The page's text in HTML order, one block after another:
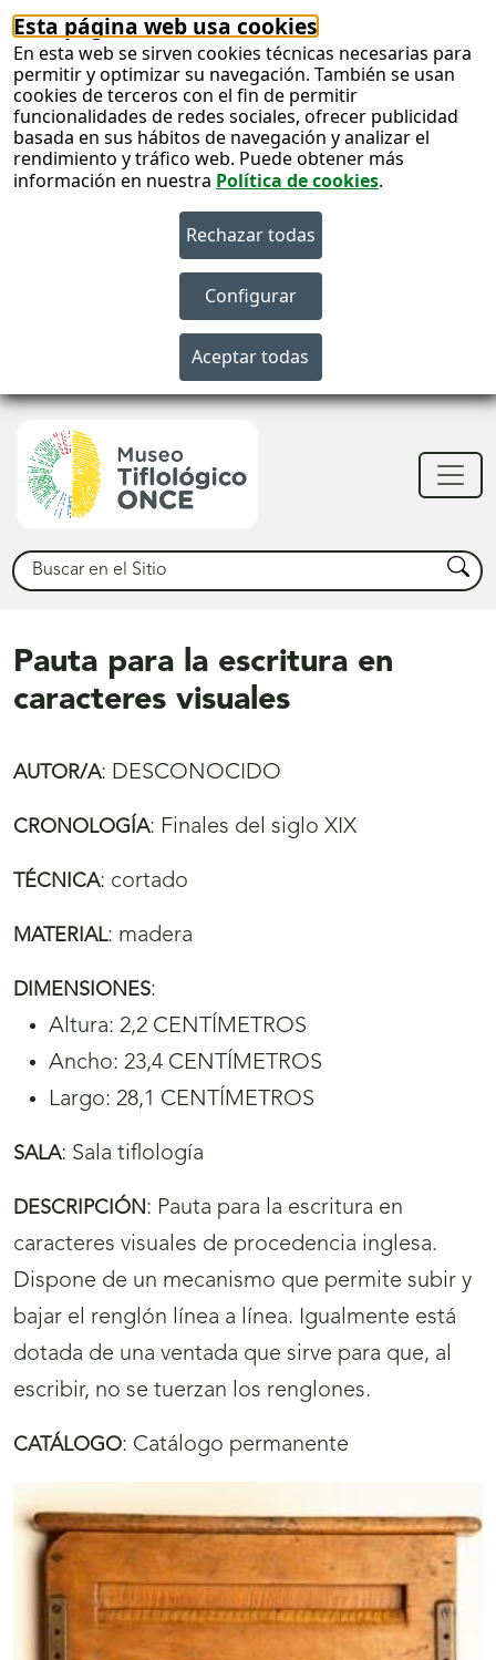
Esta página web usa cookies
En esta web se sirven cookies técnicas necesarias para
permitir y optimizar su navegación. También se usan
cookies de terceros con el fin de permitir
funcionalidades de redes sociales, ofrecer publicidad
basada en sus hábitos de navegación y analizar el
rendimiento y tráfico web. Puede obtener más
información en nuestra Política de cookies.
Buscar Buscar
Pauta para la escritura en
caracteres visuales
AUTOR/A: DESCONOCIDO
CRONOLOGÍA: Finales del siglo XIX
TÉCNICA: cortado
MATERIAL: madera
DIMENSIONES:
Altura: 2,2 CENTÍMETROS
Ancho: 23,4 CENTÍMETROS
Largo: 28,1 CENTÍMETROS
SALA: Sala tiflología
DESCRIPCIÓN: Pauta para la escritura en
caracteres visuales de procedencia inglesa.
Dispone de un mecanismo que permite subir y
bajar el renglón línea a línea. Igualmente está
dotada de una ventada que sirve para que, al
escribir, no se tuerzan los renglones.
CATÁLOGO: Catálogo permanente